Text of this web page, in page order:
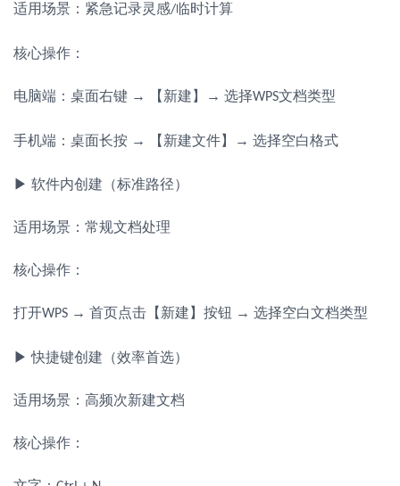
适用场景：紧急记录灵感/临时计算
核心操作：
电脑端：桌面右键 → 【新建】→ 选择WPS文档类型
手机端：桌面长按 → 【新建文件】→ 选择空白格式
▶ 软件内创建（标准路径）
适用场景：常规文档处理
核心操作：
打开WPS → 首页点击【新建】按钮 → 选择空白文档类型
▶ 快捷键创建（效率首选）
适用场景：高频次新建文档
核心操作：